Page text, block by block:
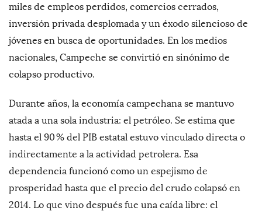
miles de empleos perdidos, comercios cerrados,
inversión privada desplomada y un éxodo silencioso de
jóvenes en busca de oportunidades. En los medios
nacionales, Campeche se convirtió en sinónimo de
colapso productivo.
Durante años, la economía campechana se mantuvo
atada a una sola industria: el petróleo. Se estima que
hasta el 90 % del PIB estatal estuvo vinculado directa o
indirectamente a la actividad petrolera. Esa
dependencia funcionó como un espejismo de
prosperidad hasta que el precio del crudo colapsó en
2014. Lo que vino después fue una caída libre: el